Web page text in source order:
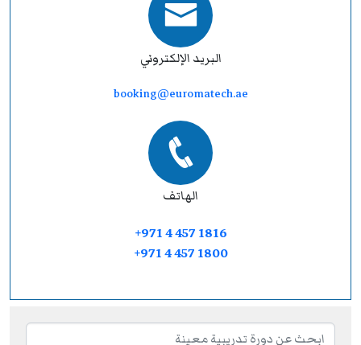
البريد الإلكتروني
booking@euromatech.ae
الهاتف
+971 4 457 1816
+971 4 457 1800